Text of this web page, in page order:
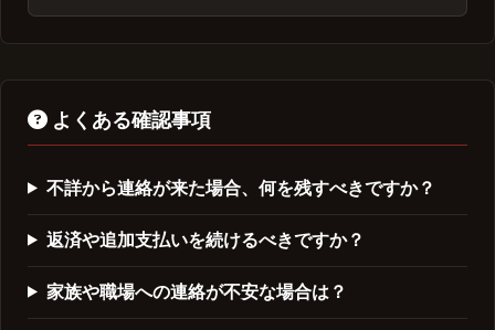
よくある確認事項
不詳から連絡が来た場合、何を残すべきですか？
返済や追加支払いを続けるべきですか？
家族や職場への連絡が不安な場合は？